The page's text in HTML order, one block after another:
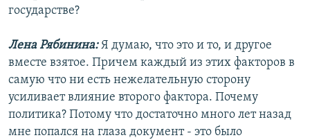
государстве?
Лена Рябинина:Я думаю, что это и то, и другое
вместе взятое. Причем каждый из этих факторов в
самую что ни есть нежелательную сторону
усиливает влияние второго фактора. Почему
политика? Потому что достаточно много лет назад
мне попался на глаза документ - это было